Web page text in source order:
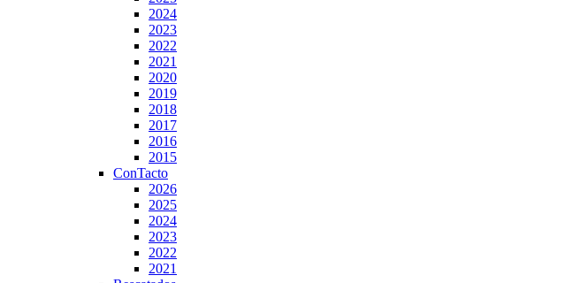
2024
2023
2022
2021
2020
2019
2018
2017
2016
2015
ConTacto
2026
2025
2024
2023
2022
2021